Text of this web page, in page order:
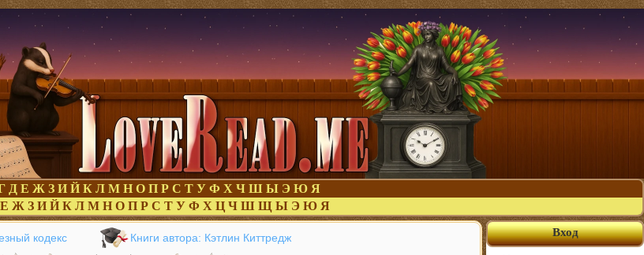
Д Е Ж З И Й К Л М Н О П Р С Т У Ф Х Ч Ш Ы Э Ю Я
Е Ж З И Й К Л М Н О П Р С Т У Ф Х Ц Ч Ш Щ Ы Э Ю Я
кодекс Книги автора: Кэтлин Киттредж Вход